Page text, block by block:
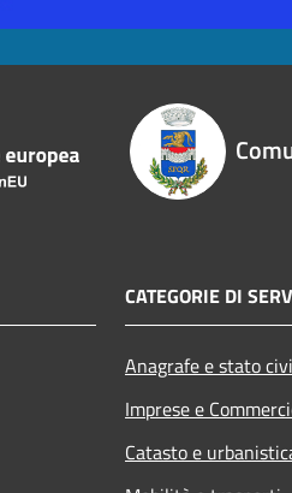
CATEGORIE DI
Anagrafe e stato
Imprese e
Catasto e